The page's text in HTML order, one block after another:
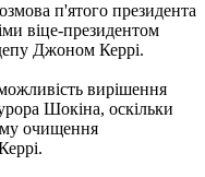
п'ятого президента
віце-президентом
Джоном Керрі.
вирішення
Шокіна, оскільки
очищення